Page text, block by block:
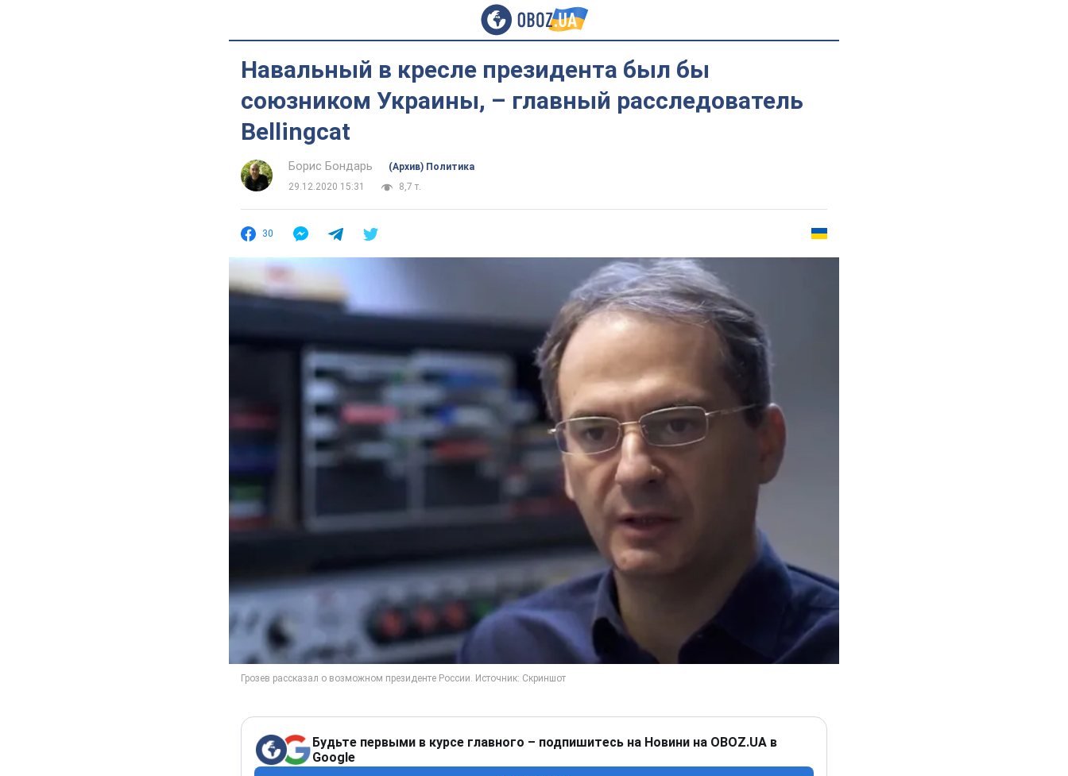
Навальный в кресле президента был бы
союзником Украины, – главный расследователь
Bellingcat
Борис Бондарь
(Архив) Политика
29.12.2020 15:31
8,7 т.
30
Будьте первыми в курсе главного – подпишитесь на Новини на OBOZ.UA в
Google